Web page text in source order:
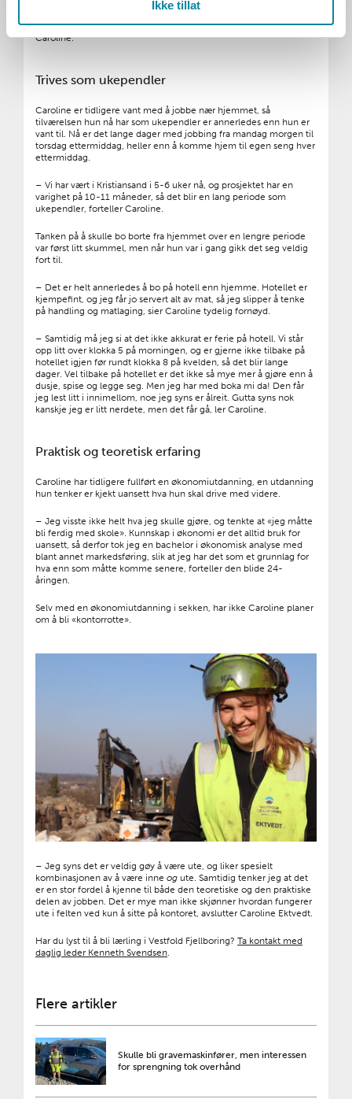
Ikke tillat
drive noe selv. Jeg blir veldig engasjert i det jeg gjør, og da mener
å se ting skje og få ting til å gå rundt. Da koser jeg meg, smiler
Caroline.
Trives som ukependler
Caroline er tidligere vant med å jobbe nær hjemmet, så
tilværelsen hun nå har som ukependler er annerledes enn hun er
vant til. Nå er det lange dager med jobbing fra mandag morgen til
torsdag ettermiddag, heller enn å komme hjem til egen seng hver
ettermiddag.
– Vi har vært i Kristiansand i 5-6 uker nå, og prosjektet har en
varighet på 10-11 måneder, så det blir en lang periode som
ukependler, forteller Caroline.
Tanken på å skulle bo borte fra hjemmet over en lengre periode
var først litt skummel, men når hun var i gang gikk det seg veldig
fort til.
– Det er helt annerledes å bo på hotell enn hjemme. Hotellet er
kjempefint, og jeg får jo servert alt av mat, så jeg slipper å tenke
på handling og matlaging, sier Caroline tydelig fornøyd.
– Samtidig må jeg si at det ikke akkurat er ferie på hotell. Vi står
opp litt over klokka 5 på morningen, og er gjerne ikke tilbake på
hotellet igjen før rundt klokka 8 på kvelden, så det blir lange
dager. Vel tilbake på hotellet er det ikke så mye mer å gjøre enn å
dusje, spise og legge seg. Men jeg har med boka mi da! Den får
jeg lest litt i innimellom, noe jeg syns er ålreit. Gutta syns nok
kanskje jeg er litt nerdete, men det får gå, ler Caroline.
Praktisk og teoretisk erfaring
Caroline har tidligere fullført en økonomiutdanning, en utdanning
hun tenker er kjekt uansett hva hun skal drive med videre.
– Jeg visste ikke helt hva jeg skulle gjøre, og tenkte at «jeg måtte
bli ferdig med skole». Kunnskap i økonomi er det alltid bruk for
uansett, så derfor tok jeg en bachelor i økonomisk analyse med
blant annet markedsføring, slik at jeg har det som et grunnlag for
hva enn som måtte komme senere, forteller den blide 24-
åringen.
Selv med en økonomiutdanning i sekken, har ikke Caroline planer
om å bli «kontorrotte».
– Jeg syns det er veldig gøy å være ute, og liker spesielt
kombinasjonen av å være inne og ute. Samtidig tenker jeg at det
er en stor fordel å kjenne til både den teoretiske og den praktiske
delen av jobben. Det er mye man ikke skjønner hvordan fungerer
ute i felten ved kun å sitte på kontoret, avslutter Caroline Ektvedt.
Har du lyst til å bli lærling i Vestfold Fjellboring? Ta kontakt med
daglig leder Kenneth Svendsen.
Flere artikler
Skulle bli gravemaskinfører, men interessen
for sprengning tok overhånd